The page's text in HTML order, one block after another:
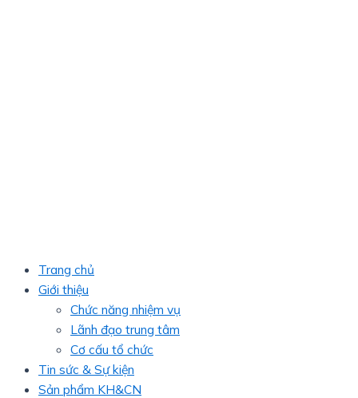
Trang chủ
Giới thiệu
Chức năng nhiệm vụ
Lãnh đạo trung tâm
Cơ cấu tổ chức
Tin sức & Sự kiện
Sản phẩm KH&CN